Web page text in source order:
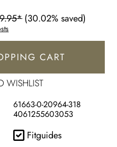
(30.02% saved)
CART
WISHLIST
61663-0-20964-318
4061255603053
Fitguides